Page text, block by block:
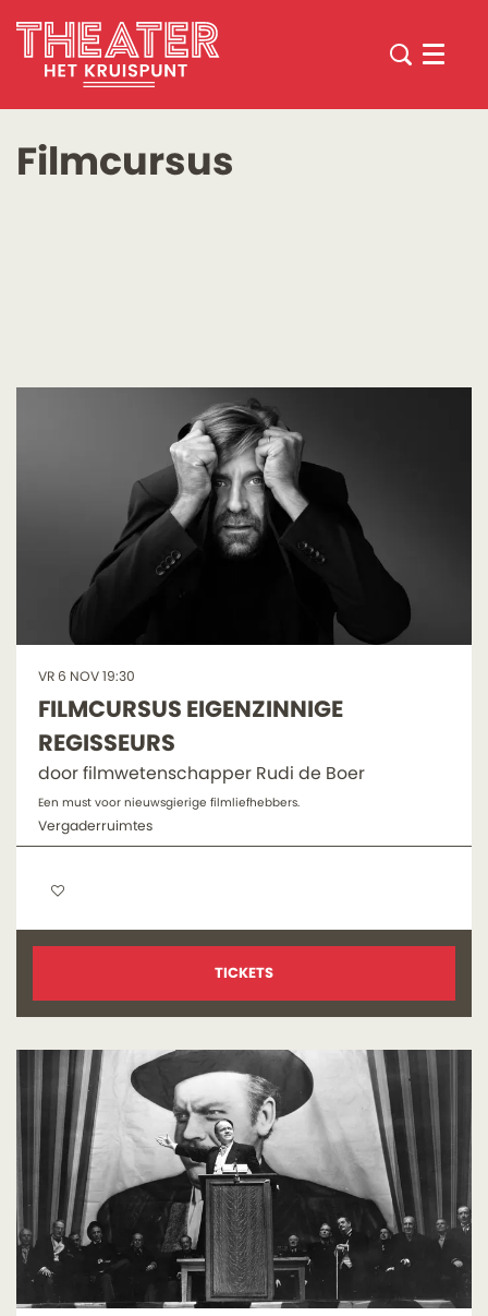
Menu
Filmcursus
FILMCURSUS EIGENZINNIGE
REGISSEURS
door filmwetenschapper Rudi de Boer
VR 6 NOV19:30
Een must voor nieuwsgierige filmliefhebbers.
Vergaderruimtes
TICKETS